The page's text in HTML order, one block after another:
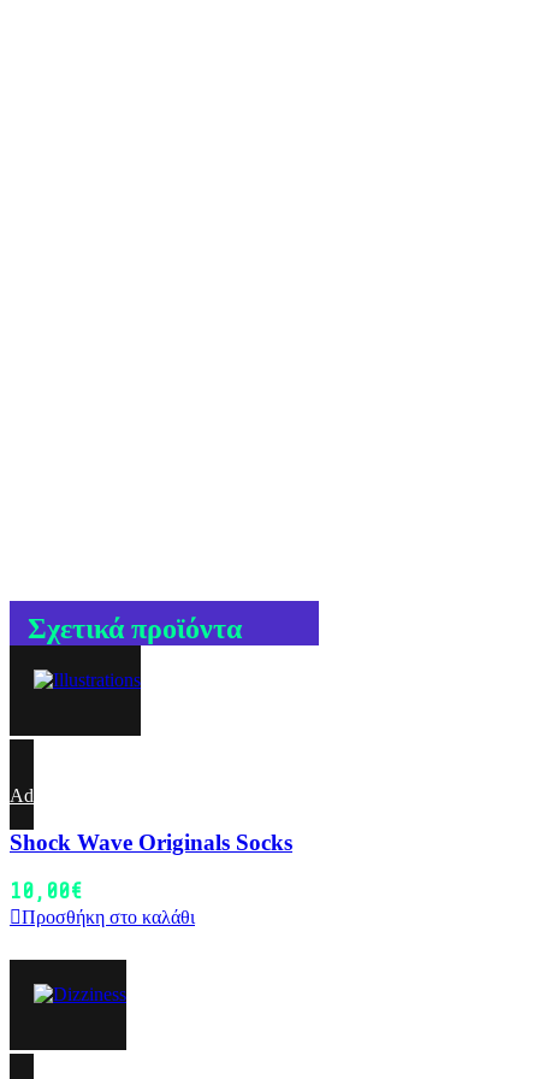
Σχετικά προϊόντα
Add to wishlist
Shock Wave Originals Socks
10,00€
Προσθήκη στο καλάθι